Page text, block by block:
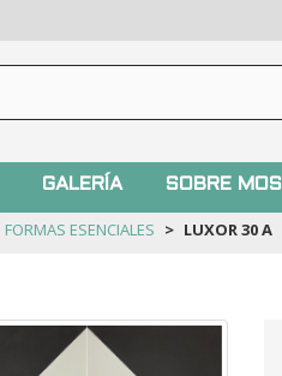
GALERÍA SOBRE
FORMAS ESENCIALES LUXOR 30 A